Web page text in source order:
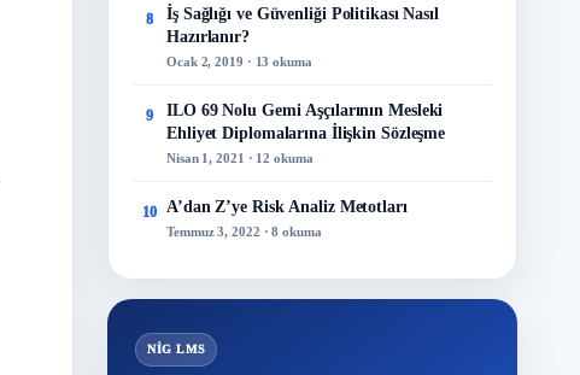
8
İş Sağlığı ve Güvenliği Politikası Nasıl
Hazırlanır?
Ocak 2, 2019 · 13 okuma
9
ILO 69 Nolu Gemi Aşçılarının Mesleki
Ehliyet Diplomalarına İlişkin Sözleşme
Nisan 1, 2021 · 12 okuma
10 A’dan Z’ye Risk Analiz Metotları
Temmuz 3, 2022 · 8 okuma
NİG LMS